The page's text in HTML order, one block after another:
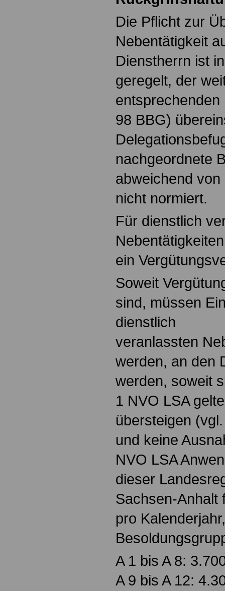
Die Pflicht zur
Nebentätigkeit
Dienstherrn ist
geregelt, der
98 BBG)
nachgeordnete
abweichend
nicht normiert.
Für dienstlich
ein
Soweit
sind, müssen
dienstlich
veranlassten
werden, an den
werden, soweit
1 NVO LSA
übersteigen
und keine
NVO LSA
dieser
Sachsen-Anhalt
pro
A 1 bis A 8:
A 9 bis A 12: